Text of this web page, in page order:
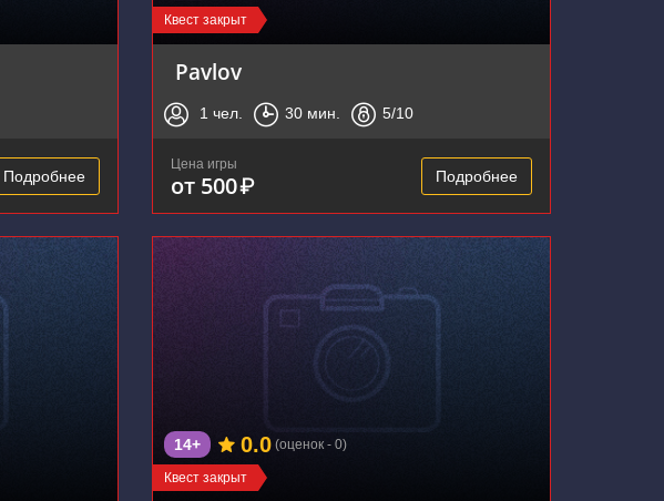
Подробнее
Квест закрыт
Pavlov
1 чел. 30 мин. 5/10
Цена игры
от 500₽ Подробнее
Квест закрыт
14+ 0.0 (оценок - 0)